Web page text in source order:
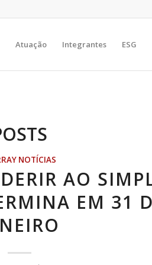
Atuação Integrantes ESG
NOTÍCIAS
AO
EM 31